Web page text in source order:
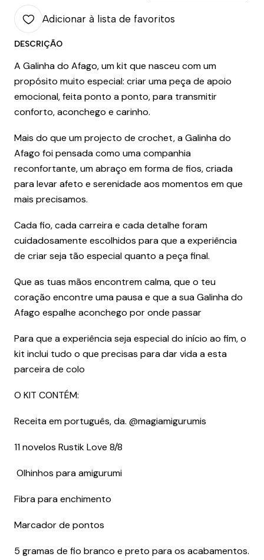
Adicionar à lista de favoritos
DESCRIÇÃO
A Galinha do Afago, um kit que nasceu com um
propósito muito especial: criar uma peça de apoio
emocional, feita ponto a ponto, para transmitir
conforto, aconchego e carinho.
Mais do que um projecto de crochet, a Galinha do
Afago foi pensada como uma companhia
reconfortante, um abraço em forma de fios, criada
para levar afeto e serenidade aos momentos em que
mais precisamos.
Cada fio, cada carreira e cada detalhe foram
cuidadosamente escolhidos para que a experiência
de criar seja tão especial quanto a peça final.
Que as tuas mãos encontrem calma, que o teu
coração encontre uma pausa e que a sua Galinha do
Afago espalhe aconchego por onde passar
Para que a experiência seja especial do início ao fim, o
kit inclui tudo o que precisas para dar vida a esta
parceira de colo
O KIT CONTÉM:
Receita em português, da. @magiamigurumis
11 novelos Rustik Love 8/8
Olhinhos para amigurumi
Fibra para enchimento
Marcador de pontos
5 gramas de fio branco e preto para os acabamentos.